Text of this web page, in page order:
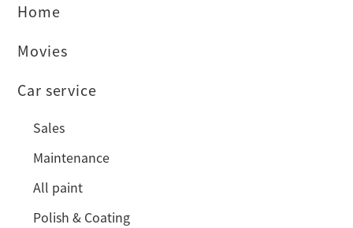
Home
Movies
Car service
Sales
Maintenance
All paint
Polish & Coating